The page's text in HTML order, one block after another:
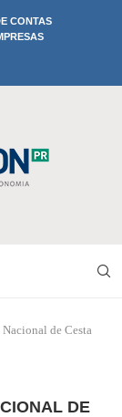
CONTAS
de Cesta
DE